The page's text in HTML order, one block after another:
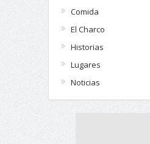
Comida
El Charco
Historias
Lugares
Noticias